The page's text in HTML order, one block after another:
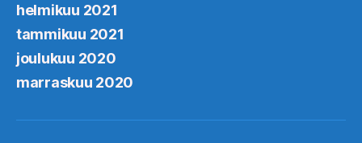
helmikuu 2021
tammikuu 2021
joulukuu 2020
marraskuu 2020